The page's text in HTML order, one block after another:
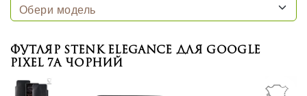
Футляр Stenk Elegance для Google
Pixel 7a Чорний